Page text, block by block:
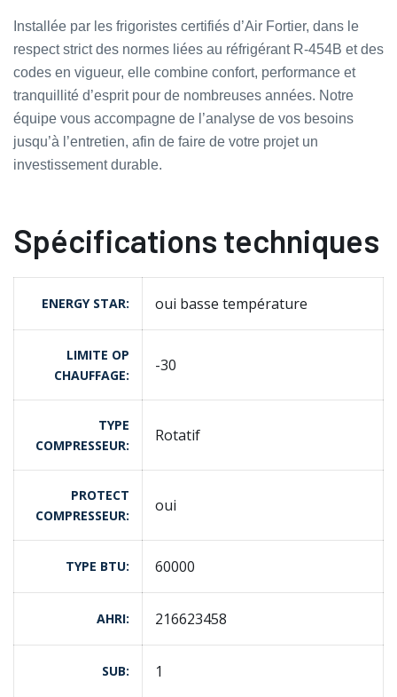
Installée par les frigoristes certifiés d’Air Fortier, dans le
respect strict des normes liées au réfrigérant R‑454B et des
codes en vigueur, elle combine confort, performance et
tranquillité d’esprit pour de nombreuses années. Notre
équipe vous accompagne de l’analyse de vos besoins
jusqu’à l’entretien, afin de faire de votre projet un
investissement durable.
Spécifications techniques
ENERGY STAR oui basse température
LIMITE OP
CHAUFFAGE
-30
TYPE
COMPRESSEUR
Rotatif
PROTECT
COMPRESSEUR
oui
TYPE BTU 60000
AHRI 216623458
SUB 1